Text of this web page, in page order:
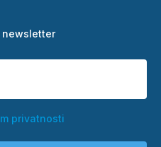
newsletter
privatnosti